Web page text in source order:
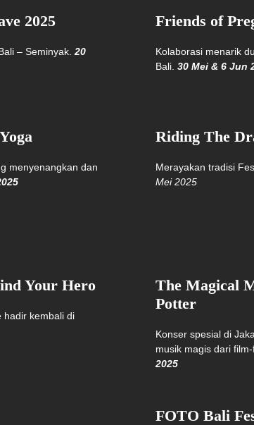
2025
– Seminyak. 20
Friends of
Kolaborasi menarik
Bali.30 Mei & 6 Jun
menyenangkan dan
Riding The
Merayakan tradisi
Mei 2025
Your Hero
hadir kembali di
The Magical
Potter
Konser spesial di
musik magis dari
2025
FOTO Bali